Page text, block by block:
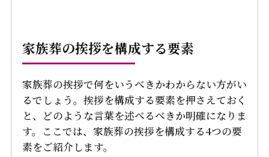
家族葬の挨拶を構成する要素
家族葬の挨拶で何をいうべきかわからない方がい
るでしょう。挨拶を構成する要素を押さえておく
と、どのような言葉を述べるべきか明確になりま
す。ここでは、家族葬の挨拶を構成する4つの要
素をご紹介します。